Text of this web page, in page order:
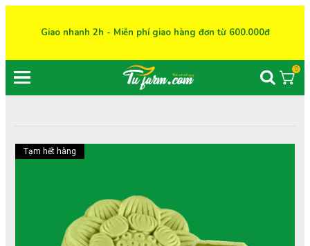
Giao nhanh 2h - Miễn phí giao hàng đơn từ 600.000đ
0
Tạm hết hàng